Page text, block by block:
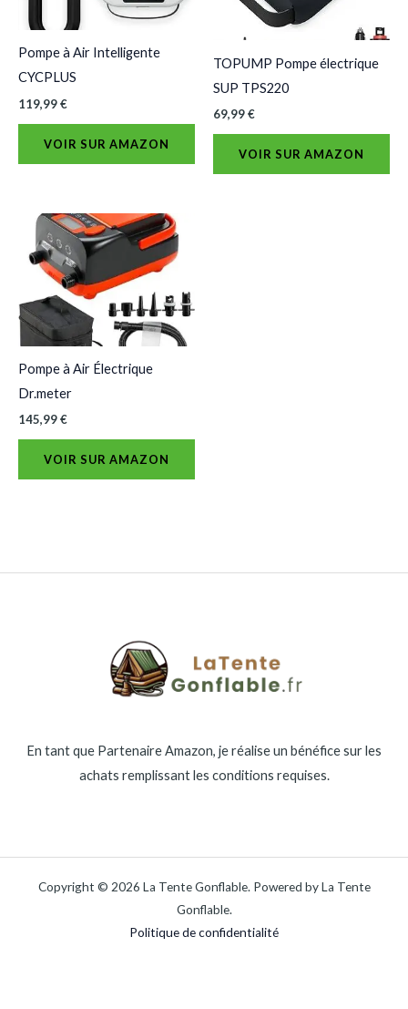
Pompe à Air Intelligente
CYCPLUS
119,99€
VOIR SUR AMAZON
TOPUMP Pompe électrique
SUP TPS220
69,99€
VOIR SUR AMAZON
Pompe à Air Électrique
Dr.meter
145,99€
VOIR SUR AMAZON
En tant que Partenaire Amazon, je réalise un bénéfice sur les
achats remplissant les conditions requises.
Copyright © 2026 La Tente Gonflable. Powered by La Tente
Gonflable.
Politique de confidentialité